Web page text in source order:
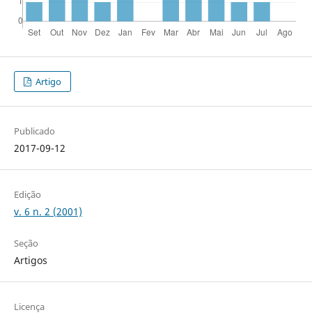
Artigo
Publicado
2017-09-12
Edição
v. 6 n. 2 (2001)
Seção
Artigos
Licença